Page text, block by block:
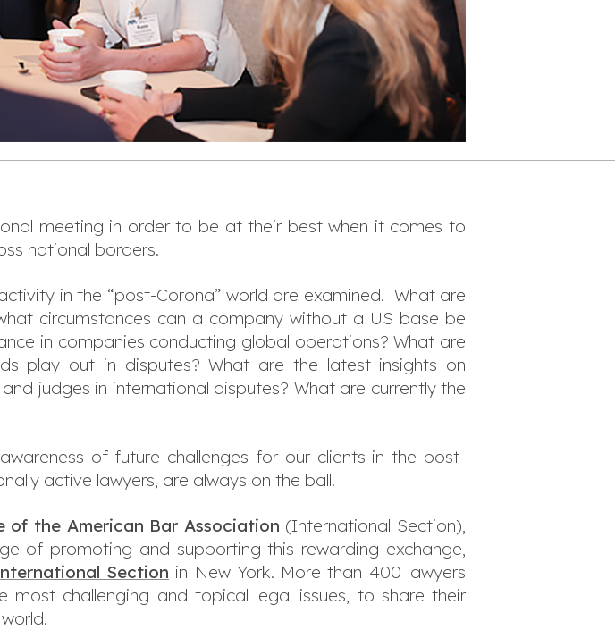
meeting in order to be at their best when it comes to
national borders.
in the “post-Corona” world are examined. What are
circumstances can a company without a US base be
in companies conducting global operations? What are
play out in disputes? What are the latest insights on
judges in international disputes? What are currently the
of future challenges for our clients in the post-
active lawyers, are always on the ball.
the American Bar Association (International Section),
of promoting and supporting this rewarding exchange,
Section in New York. More than 400 lawyers
challenging and topical legal issues, to share their